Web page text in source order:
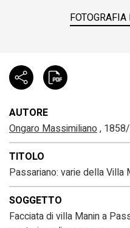
AUTORE
Ongaro Massimiliano,
TITOLO
Passariano: varie della Villa
SOGGETTO
Facciata di villa Manin a